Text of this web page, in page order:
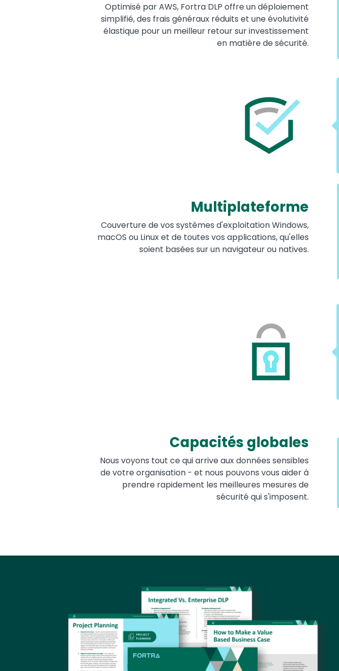
Optimisé par AWS, Fortra DLP offre un déploiement
simplifié, des frais généraux réduits et une évolutivité
élastique pour un meilleur retour sur investissement
en matière de sécurité.
Multiplateforme
Couverture de vos systèmes d'exploitation Windows,
macOS ou Linux et de toutes vos applications, qu'elles
soient basées sur un navigateur ou natives.
Capacités globales
Nous voyons tout ce qui arrive aux données sensibles
de votre organisation - et nous pouvons vous aider à
prendre rapidement les meilleures mesures de
sécurité qui s'imposent.